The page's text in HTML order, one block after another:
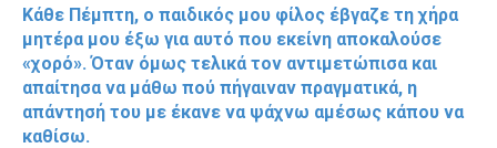
Κάθε Πέμπτη, ο παιδικός μου φίλος έβγαζε τη χήρα
μητέρα μου έξω για αυτό που εκείνη αποκαλούσε
«χορό». Όταν όμως τελικά τον αντιμετώπισα και
απαίτησα να μάθω πού πήγαιναν πραγματικά, η
απάντησή του με έκανε να ψάχνω αμέσως κάπου να
καθίσω.